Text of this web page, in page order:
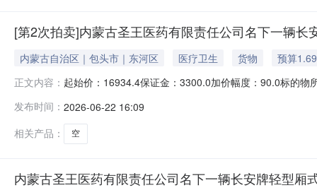
[第2次拍卖]内蒙古圣王医药有限责任公司名下一辆长
内蒙古自治区｜包头市｜东河区 医疗卫生 货物
预算
正文内容： 起始价：16934.4保证金：3300.0加价幅度：90.0标的
动，现公告如下：一、拍卖标的拍卖物名称：内蒙古圣
发布时间： 2026-06-22 16:09
相关产品：
空
内蒙古圣王医药有限责任公司名下一辆长安牌轻型厢